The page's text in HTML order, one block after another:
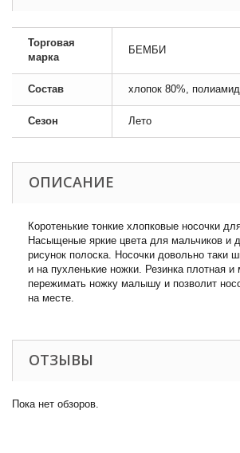
Торговая
марка
БЕМБИ
Состав хлопок 80%,
Сезон Лето
ОПИСАНИЕ
Коротенькие тонкие хлопковые носочки
Насыщеные яркие цвета для мальчиков и
рисунок полоска. Носочки довольно таки
и на пухленькие ножки. Резинка плотная и
пережимать ножку малышу и позволит
на месте.
ОТЗЫВЫ
Пока нет обзоров.